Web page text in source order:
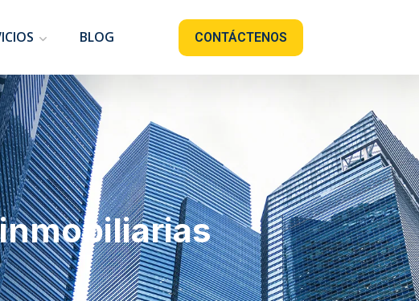
BLOG CONTÁCTENOS